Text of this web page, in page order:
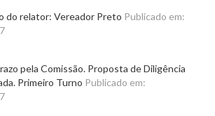
do relator: Vereador Preto Publicado em:
pela Comissão. Proposta de Diligência
Primeiro Turno Publicado em: